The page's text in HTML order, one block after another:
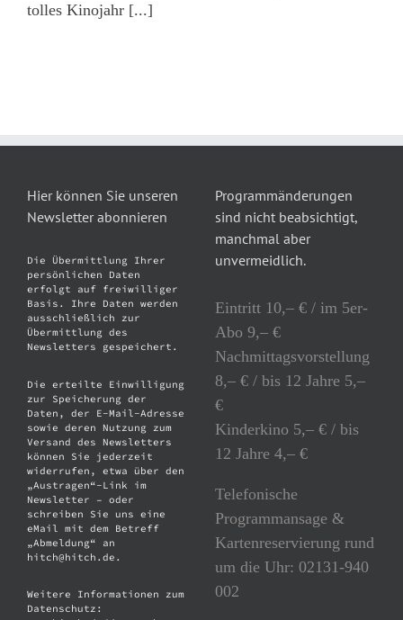
tolles Kinojahr [...]
Hier können Sie unseren
Newsletter abonnieren
Die Übermittlung Ihrer
persönlichen Daten
erfolgt auf freiwilliger
Basis. Ihre Daten werden
ausschließlich zur
Übermittlung des
Newsletters gespeichert.
Die erteilte Einwilligung
zur Speicherung der
Daten, der E-Mail-Adresse
sowie deren Nutzung zum
Versand des Newsletters
können Sie jederzeit
widerrufen, etwa über den
„Austragen“-Link im
Newsletter – oder
schreiben Sie uns eine
eMail mit dem Betreff
„Abmeldung“ an
hitch@hitch.de.
Weitere Informationen zum
Datenschutz:
Programmänderungen
sind nicht beabsichtigt,
manchmal aber
unvermeidlich.
Eintritt 10,– € / im 5er-
Abo 9,– €
Nachmittagsvorstellung
8,– € / bis 12 Jahre 5,–
€
Kinderkino 5,– € / bis
12 Jahre 4,– €
Telefonische
Programmansage &
Kartenreservierung rund
um die Uhr: 02131-940
002